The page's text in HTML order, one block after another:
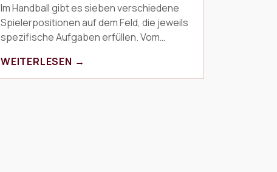
Im Handball gibt es sieben verschiedene
Spielerpositionen auf dem Feld, die jeweils
spezifische Aufgaben erfüllen. Vom
Flügeln – jede Position …
WEITERLESEN →